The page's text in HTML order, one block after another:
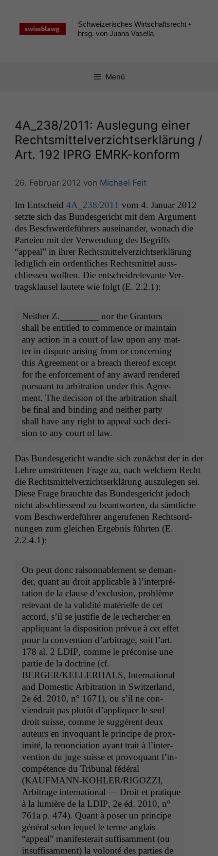
springen
Schweizerisches Wirtschaftsrecht •
hrsg. von Juana Vasella
Menü
4A_238/2011: Auslegung einer
Rechtsmittelverzichtserklärung /
Art. 192 IPRG EMRK-konform
26. Februar 2012 von Michael Feit
Im Entscheid 4A_238/2011 vom 4. Jan­u­ar 2012
set­zte sich das Bun­des­gericht mit dem Argu­ment
des Beschw­erde­führers auseinan­der, wonach die
Parteien mit der Ver­wen­dung des Begriffs
“appeal” in ihrer Rechtsmit­telverzicht­serk­lärung
lediglich ein ordentlich­es Rechtsmit­tel auss­
chliessen woll­ten. Die entschei­drel­e­vante Ver­
tragsklausel lautete wie fol­gt (E. 2.2.1):
Nei­ther Z.________ nor the Grantors
shall be enti­tled to com­mence or main­tain
any action in a court of law upon any mat­
ter in dis­pute aris­ing from or con­cern­ing
this Agree­ment or a breach there­of except
for the enforce­ment of any award ren­dered
pur­suant to arbi­tra­tion under this Agree­
ment. The deci­sion of the arbi­tra­tion shall
be final and bind­ing and nei­ther par­ty
shall have any right to appeal such deci­
sion to any court of law.
Das Bun­des­gericht wandte sich zunächst der in der
Lehre umstrit­te­nen Frage zu, nach welchem Recht
die Rechtsmit­telverzicht­serk­lärung auszule­gen sei.
Diese Frage brauchte das Bun­des­gericht jedoch
nicht abschliessend zu beant­worten, da sämtliche
vom Beschw­erde­führer angerufe­nen Recht­sor­d­
nun­gen zum gle­ichen Ergeb­nis führten (E.
2.2.4.1):
On peut donc raisonnable­ment se deman­
der, quant au droit applic­a­ble à l’in­ter­pré­
ta­tion de la clause d’ex­clu­sion, prob­lème
rel­e­vant de la valid­ité matérielle de cet
accord, s’il se jus­ti­fie de le rechercher en
appli­quant la dis­po­si­tion prévue à cet effet
pour la con­ven­tion d’ar­bi­trage, soit l’art.
178 al. 2 LDIP, comme le pré­conise une
par­tie de la doc­trine (cf.
BERGER/KELLERHALS, Inter­na­tion­al
and Domes­tic Arbi­tra­tion in Switzer­land,
2e éd. 2010, n° 1671), ou s’il ne con­
viendrait pas plutôt d’ap­pli­quer le seul
droit suisse, comme le sug­gèrent deux
auteurs en invo­quant le principe de prox­
im­ité, la renon­ci­a­tion ayant trait à l’in­ter­
ven­tion du juge suisse et provo­quant l’in­
com­pé­tence du Tri­bunal fédéral
(KAUFMANN-KOHLER/RIGOZZI,
Arbi­trage inter­na­tion­al — Droit et pra­tique
à la lumière de la LDIP, 2e éd. 2010, n°
761a p. 474). Quant à pos­er un principe
général selon lequel le terme anglais
“appeal” man­i­festerait suff­isam­ment (ou
insuff­isam­ment) la volon­té des par­ties de